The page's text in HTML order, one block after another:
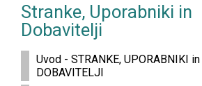
Stranke, Uporabniki in
Dobavitelji
Uvod - STRANKE, UPORABNIKI in
DOBAVITELJI